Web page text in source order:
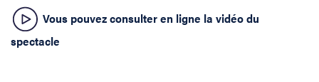
Vous pouvez consulter en ligne la vidéo du
spectacle